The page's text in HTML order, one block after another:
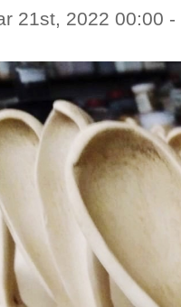
21st, 2022 00:00 -